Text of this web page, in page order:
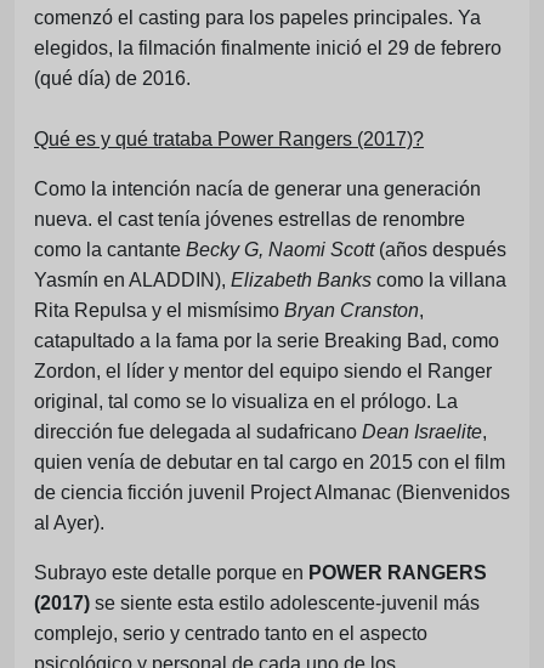
comenzó el casting para los papeles principales. Ya
elegidos, la filmación finalmente inició el 29 de febrero
(qué día) de 2016.
Qué es y qué trataba Power Rangers (2017)?
Como la intención nacía de generar una generación
nueva. el cast tenía jóvenes estrellas de renombre
como la cantante Becky G, Naomi Scott(años después
Yasmín en ALADDIN), Elizabeth Banks como la villana
Rita Repulsa y el mismísimo Bryan Cranston,
catapultado a la fama por la serie Breaking Bad, como
Zordon, el líder y mentor del equipo siendo el Ranger
original, tal como se lo visualiza en el prólogo. La
dirección fue delegada al sudafricano Dean Israelite,
quien venía de debutar en tal cargo en 2015 con el film
de ciencia ficción juvenil Project Almanac (Bienvenidos
al Ayer).
Subrayo este detalle porque en POWER RANGERS
(2017) se siente esta estilo adolescente-juvenil más
complejo, serio y centrado tanto en el aspecto